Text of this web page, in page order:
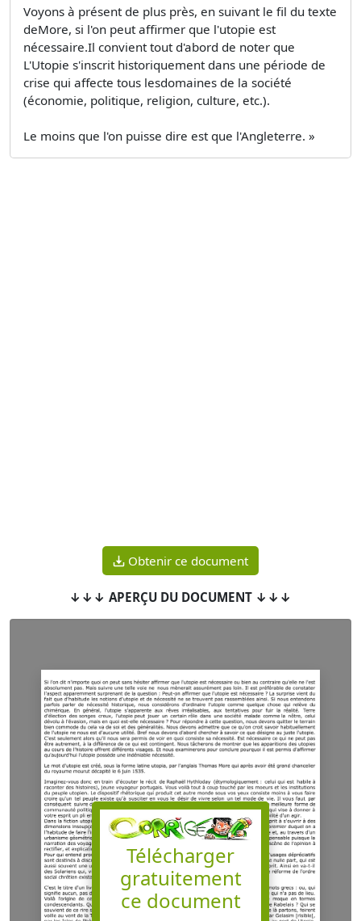
Voyons à présent de plus près, en suivant le fil du texte
deMore, si l'on peut affirmer que l'utopie est
nécessaire.Il convient tout d'abord de noter que
L'Utopie s'inscrit historiquement dans une période de
crise qui affecte tous lesdomaines de la société
(économie, politique, religion, culture, etc.).
Le moins que l'on puisse dire est que l'Angleterre. »
Obtenir ce document
↓↓↓ APERÇU DU DOCUMENT ↓↓↓
Télécharger
gratuitement
ce document